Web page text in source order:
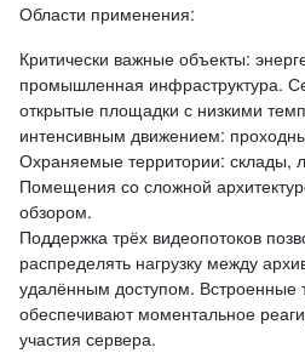
Области применения:
Критически важные объекты:
промышленная инфраструктура.
открытые площадки с низкими
интенсивным движением:
Охраняемые территории: склады,
Помещения со сложной
обзором.
Поддержка трёх видеопотоков
распределять нагрузку между
удалённым доступом.
обеспечивают моментальное
участия сервера.